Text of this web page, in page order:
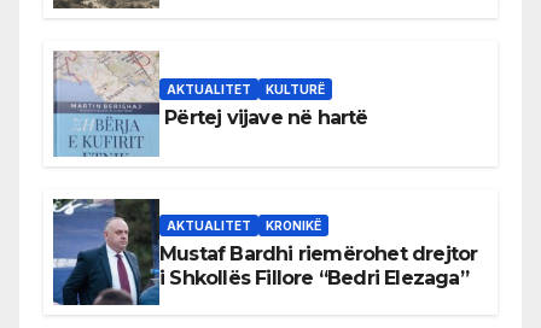
AKTUALITET KULTURË
Përtej vijave në hartë
AKTUALITET KRONIKË
Mustaf Bardhi riemërohet drejtor
i Shkollës Fillore “Bedri Elezaga”